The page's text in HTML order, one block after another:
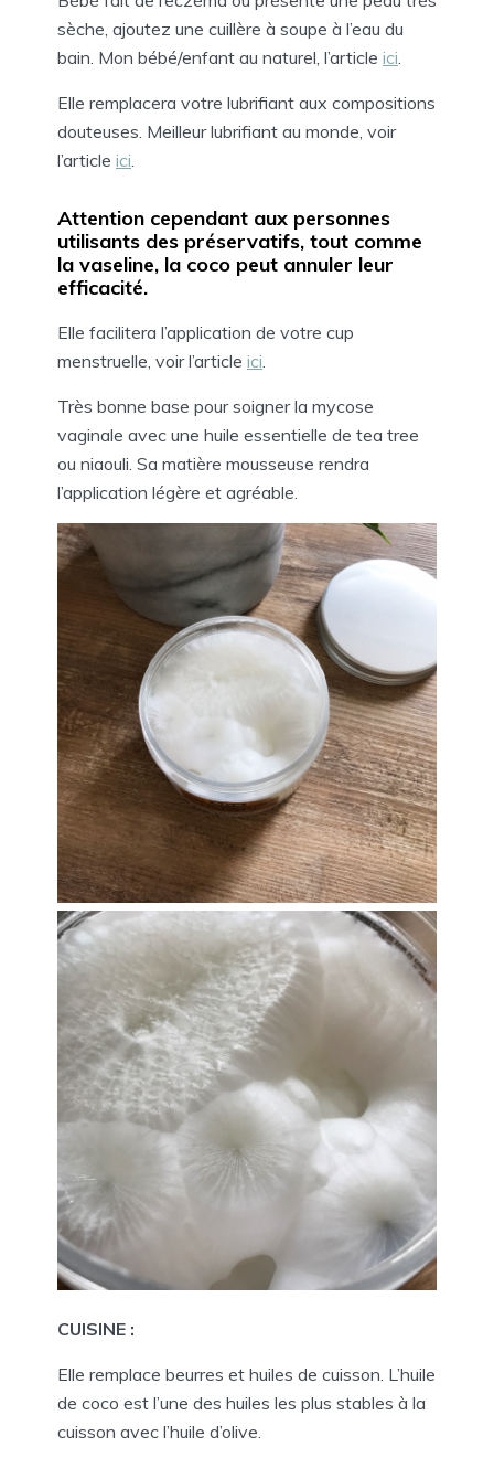
sèche, ajoutez une cuillère à soupe à l’eau du
bain. Mon bébé/enfant au naturel, l’article ici
Elle remplacera votre lubrifiant aux compositions
douteuses. Meilleur lubrifiant au monde, voir
l’article ici
Attention cependant aux personnes
utilisants des préservatifs, tout comme
la vaseline, la coco peut annuler leur
efficacité.
Elle facilitera l’application de votre cup
menstruelle, voir l’article ici
Très bonne base pour soigner la mycose
vaginale avec une huile essentielle de tea tree
ou niaouli. Sa matière mousseuse rendra
l’application légère et agréable.
CUISINE :
Elle remplace beurres et huiles de cuisson. L’huile
de coco est l’une des huiles les plus stables à la
cuisson avec l’huile d’olive.